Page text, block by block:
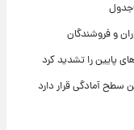
و فروشندگان
پایین را تشدید کرد
سطح آمادگی قرار دارد